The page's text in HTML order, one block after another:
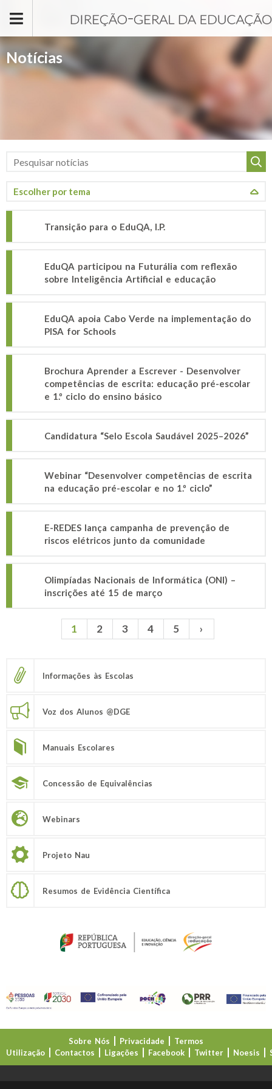
Notícias
Transição para o EduQA, I.P.
EduQA participou na Futurália com reflexão
sobre Inteligência Artificial e educação
EduQA apoia Cabo Verde na implementação do
PISA for Schools
Brochura Aprender a Escrever - Desenvolver
competências de escrita: educação pré-escolar
e 1.º ciclo do ensino básico
Candidatura “Selo Escola Saudável 2025–2026”
Webinar “Desenvolver competências de escrita
na educação pré-escolar e no 1.º ciclo”
E-REDES lança campanha de prevenção de
riscos elétricos junto da comunidade
Olimpíadas Nacionais de Informática (ONI) –
inscrições até 15 de março
1 2 3 4 5 ›
Informações às Escolas
Voz dos Alunos @DGE
Manuais Escolares
Concessão de Equivalências
Webinars
Projeto Nau
Resumos de Evidência Científica
Sobre Nós Privacidade
Termos
Utilização
Contactos Ligações Facebook Twitter Noesis